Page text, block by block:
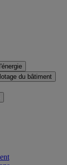
du bâtiment